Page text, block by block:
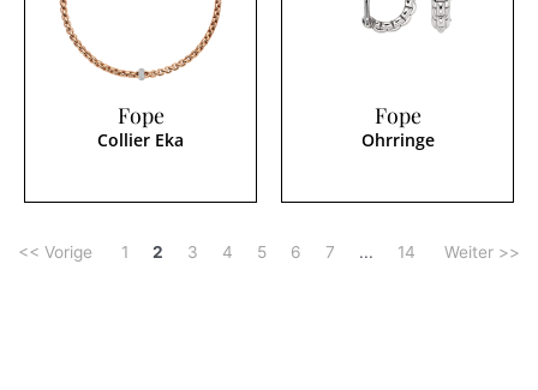
Fope
Collier Eka
Fope
Ohrringe
<< Vorige 1 2 3 4 5 6 7 ... 14 Weiter >>